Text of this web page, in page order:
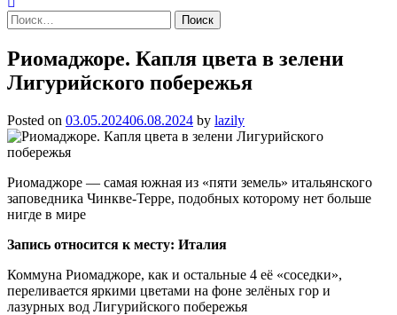
Найти:
Риомаджоре. Капля цвета в зелени
Лигурийского побережья
Posted on 03.05.202406.08.2024 by lazily
Риомаджоре — самая южная из «пяти земель» итальянского
заповедника Чинкве-Терре, подобных которому нет больше
нигде в мире
Запись относится к месту: Италия
Коммуна Риомаджоре, как и остальные 4 её «соседки»,
переливается яркими цветами на фоне зелёных гор и
лазурных вод Лигурийского побережья